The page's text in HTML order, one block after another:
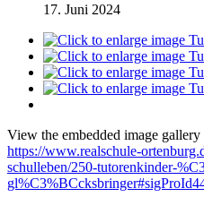
17. Juni 2024
View the embedded image gallery
https://www.realschule-
schulleben/250-tutorenkinder-